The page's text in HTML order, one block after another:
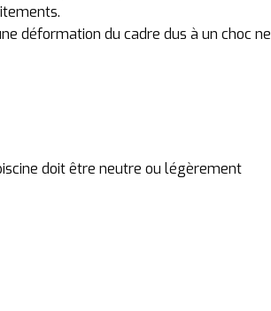
déformation du cadre dus à un choc ne
doit être neutre ou légèrement